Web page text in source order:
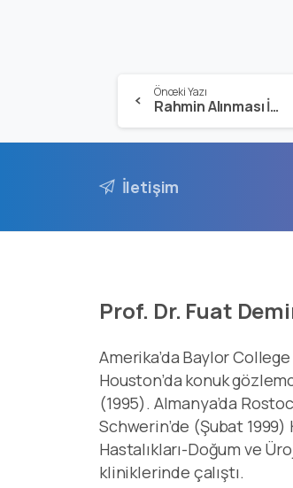
Önceki Yazı
Rahmin Alınması İçin Açık Ameliyat Şart Mıdır?
İletişim
Prof. Dr. Fuat
Amerika’da Baylor
Houston’da konuk
(1995). Almanya’da
Schwerin’de (Şubat 1999)
Hastalıkları-Doğum ve
kliniklerinde çalıştı.